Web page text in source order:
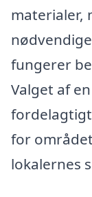
materialer,
fungerer
Valget af
for
lokalernes